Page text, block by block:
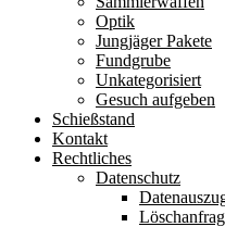
Optik
Jungjäger Pakete
Fundgrube
Unkategorisiert
Gesuch aufgeben
Schießstand
Kontakt
Rechtliches
Datenschutz